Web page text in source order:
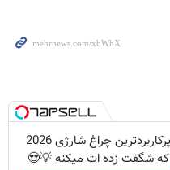
پرکاربردترین چراغ شارژی 2026
که شگفت زده ات میکنه 💡😍